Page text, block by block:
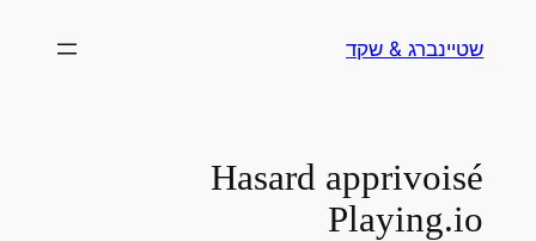
לתוכןשטיינברג & שקד
Hasard apprivoisé
Playing.io